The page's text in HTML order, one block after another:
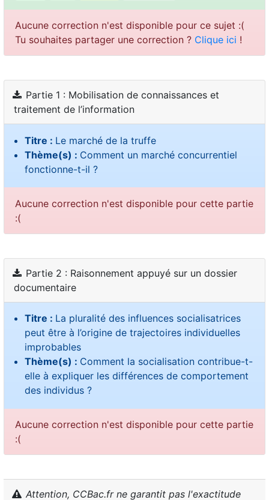
Aucune correction n'est disponible pour ce sujet :(
Tu souhaites partager une correction ? Clique ici !
Partie 1 : Mobilisation de connaissances et
traitement de l’information
Titre : Le marché de la truffe
Thème(s) : Comment un marché concurrentiel
fonctionne-t-il ?
Aucune correction n'est disponible pour cette partie
:(
Partie 2 : Raisonnement appuyé sur un dossier
documentaire
Titre : La pluralité des influences socialisatrices
peut être à l’origine de trajectoires individuelles
improbables
Thème(s) : Comment la socialisation contribue-t-
elle à expliquer les différences de comportement
des individus ?
Aucune correction n'est disponible pour cette partie
:(
Attention, CCBac.fr ne garantit pas l'exactitude